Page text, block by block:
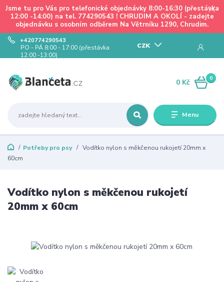
Jsme tu pro Vás pro telefonické objednávky 8:00-16:30 (přestávka
12:00 -14:00) na tel. 774290543 ! CHRUDIM A OKOLÍ - zadejte
objednávku s osobním odběrem Na Větrníku 1290, Chrudim.
Menu
CZK
+420774290543
PO - PÁ 8:00 - 17:00 (přestávka
12:00 -13:00)
0
0 Kč
Potřeby pro psy
Vodítko nylon s měkčenou rukojetí 20mm x
60cm
Vodítko nylon s měkčenou rukojetí
20mm x 60cm